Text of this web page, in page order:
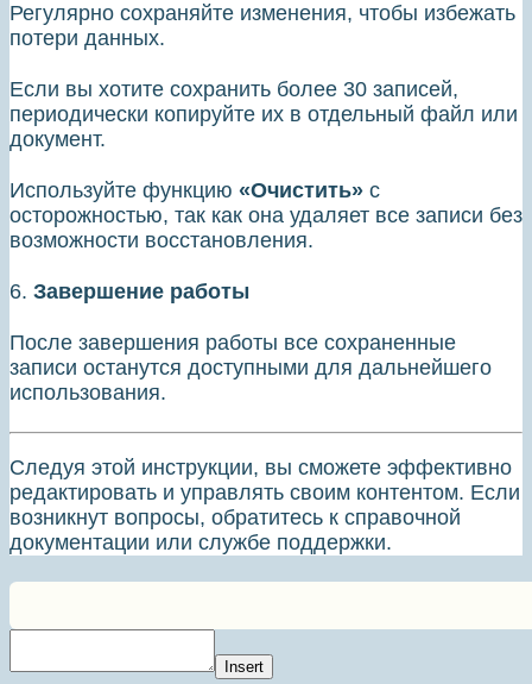
Регулярно сохраняйте изменения, чтобы избежать
потери данных.
Если вы хотите сохранить более 30 записей,
периодически копируйте их в отдельный файл или
документ.
Используйте функцию «Очистить» с
осторожностью, так как она удаляет все записи без
возможности восстановления.
6. Завершение работы
После завершения работы все сохраненные
записи останутся доступными для дальнейшего
использования.
Следуя этой инструкции, вы сможете эффективно
редактировать и управлять своим контентом. Если
возникнут вопросы, обратитесь к справочной
документации или службе поддержки.
Insert